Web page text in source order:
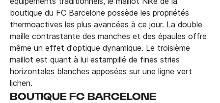
boutique du FC Barcelone possède les propriétés
thermoactives les plus avancées à ce jour. La double
maille contrastante des manches et des épaules offre
même un effet d'optique dynamique. Le troisième
maillot est quant à lui estampillé de fines stries
horizontales blanches apposées sur une ligne vert
lichen.
BOUTIQUE FC BARCELONE